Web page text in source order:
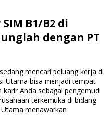
B1/B2 di
dengan PT
mencari peluang kerja di
Utama bisa menjadi tempat
Anda sebagai pengemudi
terkemuka di bidang
menawarkan